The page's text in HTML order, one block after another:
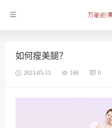
如何瘦美腿？
2023-05-13 166 0